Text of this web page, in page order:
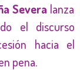
Severa lanza
el discurso
hacia el
pena.